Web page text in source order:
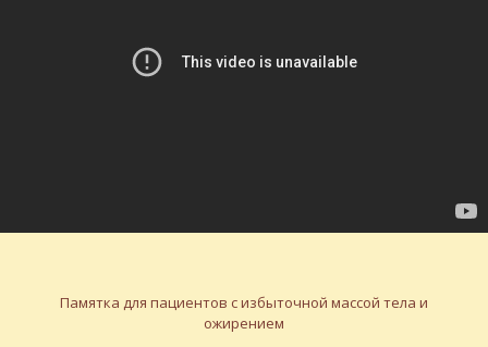
Памятка для пациентов с избыточной массой тела и
ожирением